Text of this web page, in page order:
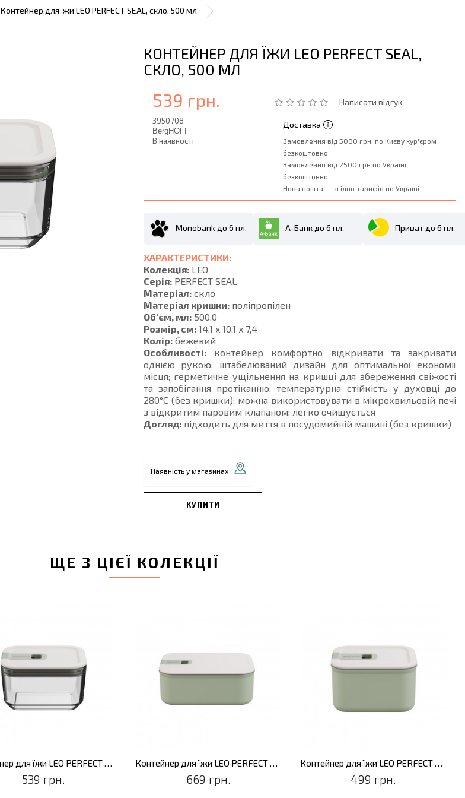
Контейнер для їжи LEO PERFECT SEAL, скло, 500 мл
КОНТЕЙНЕР ДЛЯ ЇЖИ LEO PERFECT SEAL,
СКЛО, 500 МЛ
Написати відгук
539 грн.
3950708
BergHOFF
В наявності
Доставка
Замовлення від 5000 грн. по Києву кур'єром
безкоштовно
Замовлення від 2500 грн.по Україні
безкоштовно
Нова пошта — згідно тарифів по Україні
Monobank до 6 пл. А-Банк до 6 пл. Приват до 6 пл.
ХАРАКТЕРИСТИКИ:
Колекція: LEO
Серія: PERFECT SEAL
Матеріал: скло
Матеріал кришки: поліпропілен
Об'єм, мл: 500,0
Розмір, см: 14,1 x 10,1 x 7,4
Колір: бежевий
Особливості: контейнер комфортно відкривати та закривати
однією рукою; штабелюваний дизайн для оптимальної економії
місця; герметичне ущільнення на кришці для збереження свіжості
та запобігання протіканню; температурна стійкість у духовці до
280°C (без кришки); можна використовувати в мікрохвильовій печі
з відкритим паровим клапаном; легко очищується
Догляд: підходить для миття в посудомийній машині (без кришки)
Наявність у магазинах
КУПИТИ
ЩЕ З ЦІЄЇ КОЛЕКЦІЇ
Контейнер для їжи LEO PERFECT SEAL, скло, 500 мл
539 грн.
Контейнер для їжи LEO PERFECT SEAL, пластик, 1,2 л
669 грн.
Контейнер для їжи LEO PERFECT SEAL, пластик, 560,0 мл
499 грн.